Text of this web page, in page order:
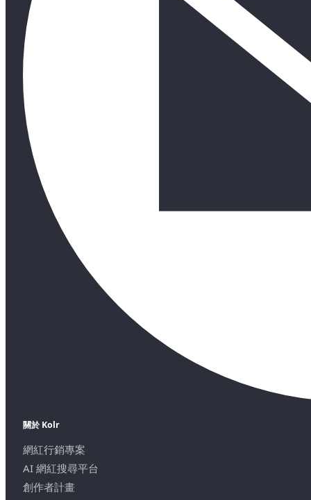
關於 Kolr
網紅行銷專案
AI 網紅搜尋平台
創作者計畫